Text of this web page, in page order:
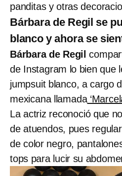
panditas y otras
Bárbara de Regil se
blanco y ahora se
Bárbara de Regil
de Instagram lo bien que
jumpsuit blanco, a cargo
mexicana llamada
La actriz reconoció que
de atuendos, pues
de color negro,
tops para lucir su